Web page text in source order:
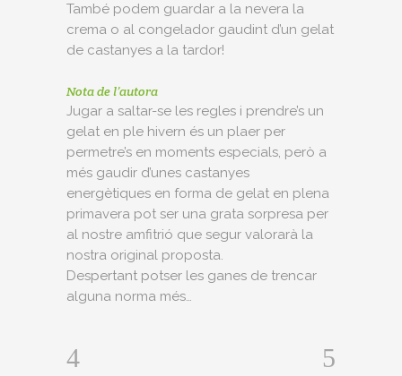
També podem guardar a la nevera la
crema o al congelador gaudint d’un gelat
de castanyes a la tardor!
Nota de l’autora
Jugar a saltar-se les regles i prendre’s un
gelat en ple hivern és un plaer per
permetre’s en moments especials, però a
més gaudir d’unes castanyes
energètiques en forma de gelat en plena
primavera pot ser una grata sorpresa per
al nostre amfitrió que segur valorarà la
nostra original proposta.
Despertant potser les ganes de trencar
alguna norma més…